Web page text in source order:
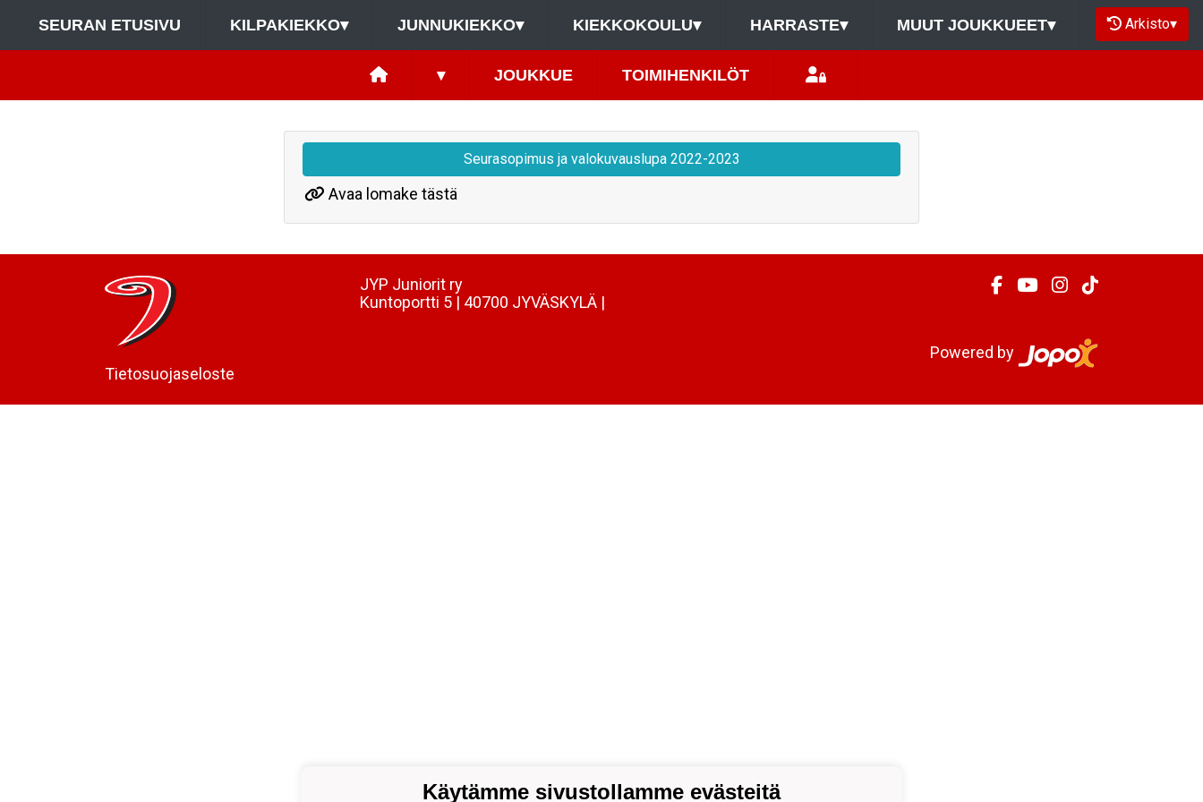
SEURAN ETUSIVU KILPAKIEKKO▾ JUNNUKIEKKO▾ KIEKKOKOULU▾ HARRASTE▾ MUUT JOUKKUEET▾ Arkisto▾
▾ JOUKKUE TOIMIHENKILÖT
Seurasopimus ja valokuvauslupa 2022-2023
Avaa lomake tästä
Tietosuojaseloste
JYP Juniorit ry
Kuntoportti 5 | 40700 JYVÄSKYLÄ |
Powered by
Käytämme sivustollamme evästeitä